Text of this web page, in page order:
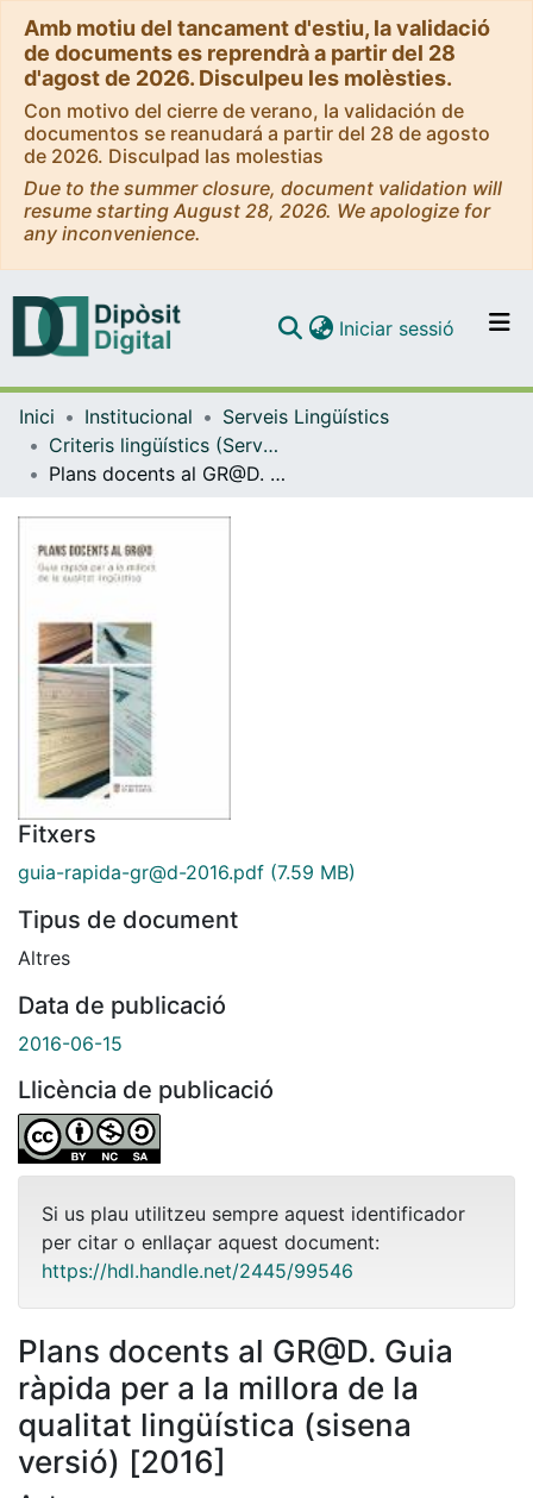
Amb motiu del tancament d'estiu, la validació
de documents es reprendrà a partir del 28
d'agost de 2026. Disculpeu les molèsties.
Con motivo del cierre de verano, la validación de
documentos se reanudará a partir del 28 de agosto
de 2026. Disculpad las molestias
Due to the summer closure, document validation will
resume starting August 28, 2026. We apologize for
any inconvenience.
Navega per tot el DD
Com publicar
Iniciar sessió (current)
Inici Institucional
Serveis Lingüístics
Criteris lingüístics (Serveis Lingüístics)
Plans docents al GR@D. Guia ràpida per a la millora de la qualitat lingüística (sisena versió) [2016]
Fitxers
guia-rapida-gr@d-2016.pdf (7.59 MB)
Tipus de document
Altres
Data de publicació
2016-06-15
Llicència de publicació
Si us plau utilitzeu sempre aquest identificador
per citar o enllaçar aquest document:
https://hdl.handle.net/2445/99546
Plans docents al GR@D. Guia
ràpida per a la millora de la
qualitat lingüística (sisena
versió) [2016]